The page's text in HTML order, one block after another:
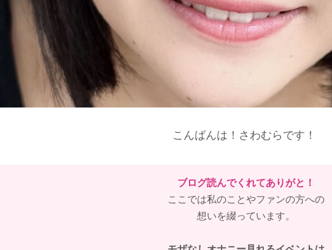
こんばんは！さわむらです！
ブログ読んでくれてありがと！
ここでは私のことやファンの方への
想いを綴っています。